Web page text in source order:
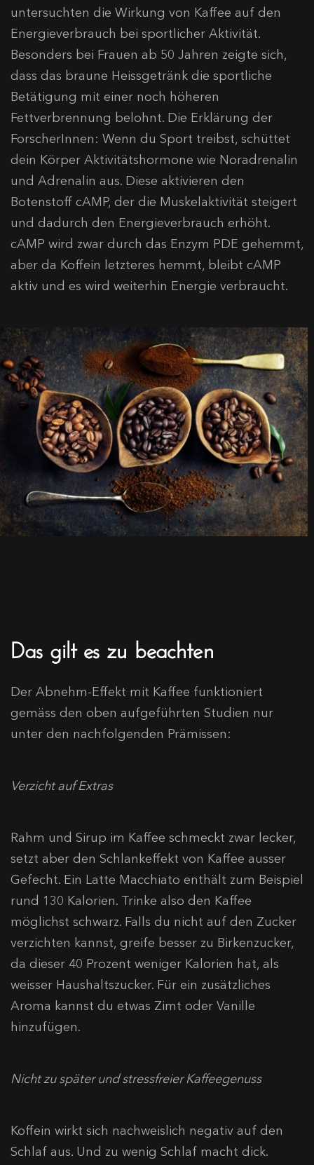
untersuchten die Wirkung von Kaffee auf den
Energieverbrauch bei sportlicher Aktivität.
Besonders bei Frauen ab 50 Jahren zeigte sich,
dass das braune Heissgetränk die sportliche
Betätigung mit einer noch höheren
Fettverbrennung belohnt. Die Erklärung der
ForscherInnen: Wenn du Sport treibst, schüttet
dein Körper Aktivitätshormone wie Noradrenalin
und Adrenalin aus. Diese aktivieren den
Botenstoff cAMP, der die Muskelaktivität steigert
und dadurch den Energieverbrauch erhöht.
cAMP wird zwar durch das Enzym PDE gehemmt,
aber da Koffein letzteres hemmt, bleibt cAMP
aktiv und es wird weiterhin Energie verbraucht.
Das gilt es zu beachten
Der Abnehm-Effekt mit Kaffee funktioniert
gemäss den oben aufgeführten Studien nur
unter den nachfolgenden Prämissen:
Verzicht auf Extras
Rahm und Sirup im Kaffee schmeckt zwar lecker,
setzt aber den Schlankeffekt von Kaffee ausser
Gefecht. Ein Latte Macchiato enthält zum Beispiel
rund 130 Kalorien. Trinke also den Kaffee
möglichst schwarz. Falls du nicht auf den Zucker
verzichten kannst, greife besser zu Birkenzucker,
da dieser 40 Prozent weniger Kalorien hat, als
weisser Haushaltszucker. Für ein zusätzliches
Aroma kannst du etwas Zimt oder Vanille
hinzufügen.
Nicht zu später und stressfreier Kaffeegenuss
Koffein wirkt sich nachweislich negativ auf den
Schlaf aus. Und zu wenig Schlaf macht dick.